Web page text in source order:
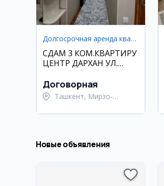
Долгосрочная аренда квартир
СДАМ 3 КОМ.КВАРТИРУ
ЦЕНТР ДАРХАН УЛ.
ДОЛГОСРОЧНО
Договорная
Ташкент, Мирзо-
Новые объявления